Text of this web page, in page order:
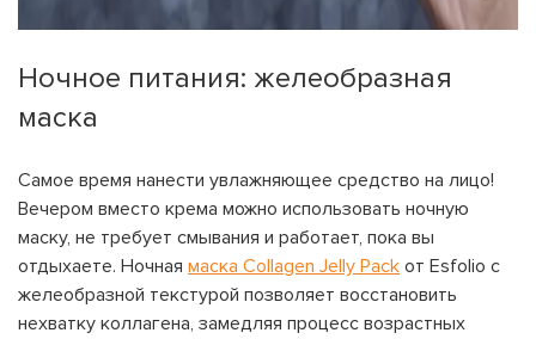
Ночное питания: желеобразная
маска
Самое время нанести увлажняющее средство на лицо!
Вечером вместо крема можно использовать ночную
маску, не требует смывания и работает, пока вы
отдыхаете. Ночная маска Collagen Jelly Pack от Esfolio с
желеобразной текстурой позволяет восстановить
нехватку коллагена, замедляя процесс возрастных